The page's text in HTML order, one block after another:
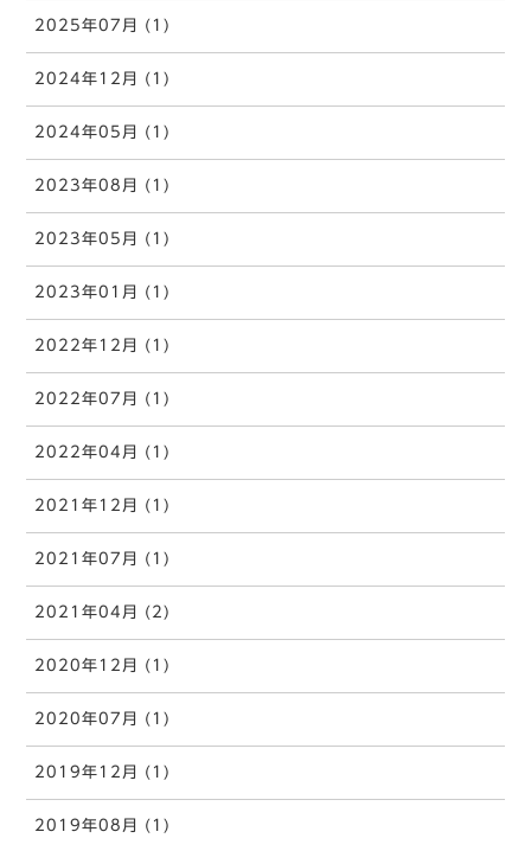
2025年07月 (1)
2024年12月 (1)
2024年05月 (1)
2023年08月 (1)
2023年05月 (1)
2023年01月 (1)
2022年12月 (1)
2022年07月 (1)
2022年04月 (1)
2021年12月 (1)
2021年07月 (1)
2021年04月 (2)
2020年12月 (1)
2020年07月 (1)
2019年12月 (1)
2019年08月 (1)